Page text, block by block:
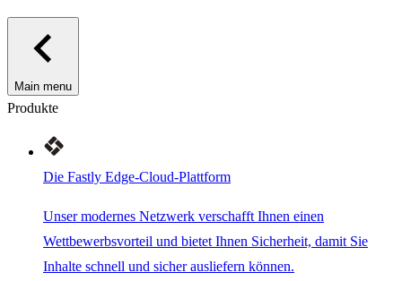
Main menu
Produkte
Die Fastly Edge-Cloud-Plattform
Unser modernes Netzwerk verschafft Ihnen einen
Wettbewerbsvorteil und bietet Ihnen Sicherheit, damit Sie
Inhalte schnell und sicher ausliefern können.